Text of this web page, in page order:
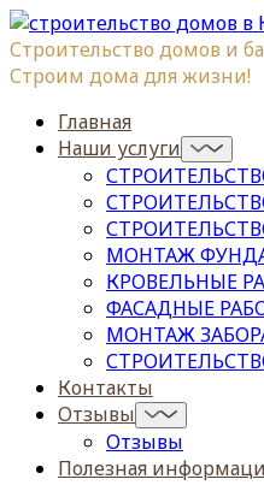
Строительство домов и
Строим дома для жизни!
Главная
Наши услуги
МОНТАЖ
КРОВЕЛЬНЫЕ
ФАСАДНЫЕ
МОНТАЖ
Контакты
Отзывы
Отзывы
Полезная